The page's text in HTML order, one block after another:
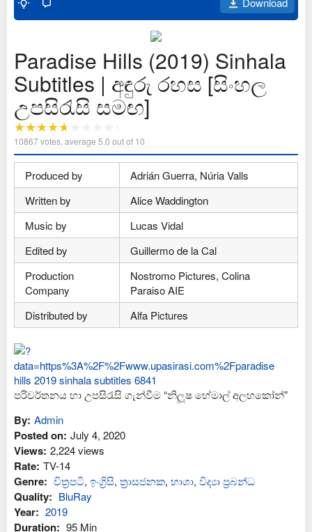
Paradise Hills (2019) Sinhala
Subtitles | අඳුරු රහස [සිංහල
උපසිරැසි සමඟ]
10867votes, average 5.0 out of 10
Produced by
Adrián Guerra, Núria Valls
Written by
Alice Waddington
Music by
Lucas Vidal
Edited by
Guillermo de la Cal
Production
Company
Nostromo Pictures, Colina
Paraiso AIE
Distributed by
Alfa Pictures
පරිවර්තනය හා උපසිරැසි ගැන්වීම “නිලූෂ හේමාල් අලහකෝන්”
By: Admin
Posted on: July 4, 2020
Views: 2,224 views
Rate: TV-14
Genre: චිත්‍රපටි, ඉංග්‍රිසි, ත්‍රාසජනක, භාශා, විද්‍යා ප්‍රබන්ධ
Quality: BluRay
Year: 2019
Duration: 95 Min